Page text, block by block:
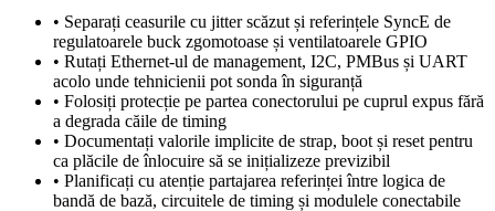
• Separați ceasurile cu jitter scăzut și referințele SyncE de
regulatoarele buck zgomotoase și ventilatoarele GPIO
• Rutați Ethernet-ul de management, I2C, PMBus și UART
acolo unde tehnicienii pot sonda în siguranță
• Folosiți protecție pe partea conectorului pe cuprul expus fără
a degrada căile de timing
• Documentați valorile implicite de strap, boot și reset pentru
ca plăcile de înlocuire să se inițializeze previzibil
• Planificați cu atenție partajarea referinței între logica de
bandă de bază, circuitele de timing și modulele conectabile